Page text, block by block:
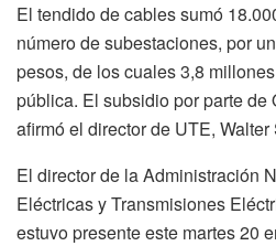
El tendido de cables sumó
número de subestaciones, por
pesos, de los cuales 3,8
pública. El subsidio por parte de
afirmó el director de UTE, Walter
El director de la Administración
Eléctricas y Transmisiones
estuvo presente este martes 20